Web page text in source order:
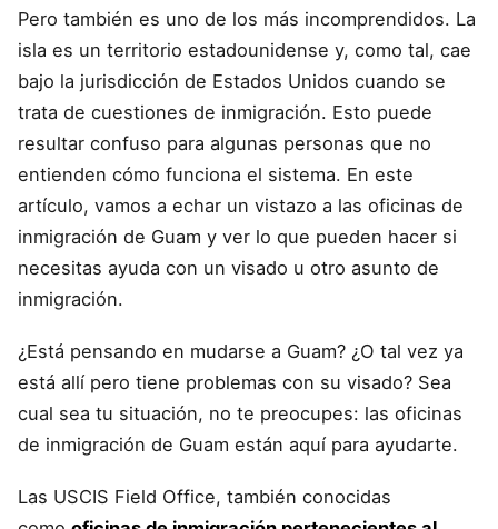
Pero también es uno de los más incomprendidos. La
isla es un territorio estadounidense y, como tal, cae
bajo la jurisdicción de Estados Unidos cuando se
trata de cuestiones de inmigración. Esto puede
resultar confuso para algunas personas que no
entienden cómo funciona el sistema. En este
artículo, vamos a echar un vistazo a las oficinas de
inmigración de Guam y ver lo que pueden hacer si
necesitas ayuda con un visado u otro asunto de
inmigración.
¿Está pensando en mudarse a Guam? ¿O tal vez ya
está allí pero tiene problemas con su visado? Sea
cual sea tu situación, no te preocupes: las oficinas
de inmigración de Guam están aquí para ayudarte.
Las USCIS Field Office, también conocidas